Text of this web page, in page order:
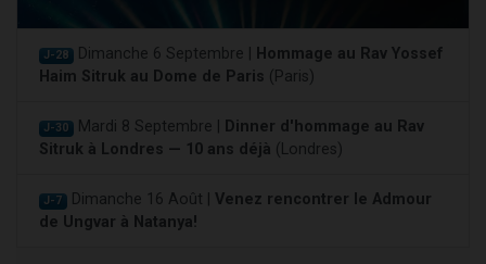
J-28 Dimanche 6 Septembre |
Hommage au Rav Yossef
Haim Sitruk au Dome de Paris (Paris)
J-30 Mardi 8 Septembre |
Dinner d'hommage au Rav
Sitruk à Londres — 10 ans déjà (Londres)
J-7 Dimanche 16 Août | Venez rencontrer le Admour
de Ungvar à Natanya!